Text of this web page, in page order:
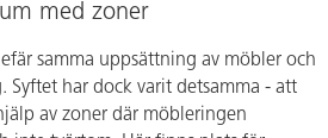
med zoner
samma uppsättning av möbler och
Syftet har dock varit detsamma - att
av zoner där möbleringen